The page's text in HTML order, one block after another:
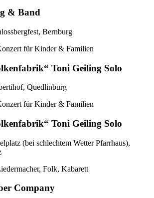
& Band
Bernburg
für Kinder & Familien
Toni Geiling Solo
Quedlinburg
für Kinder & Familien
Toni Geiling Solo
(bei schlechtem Wetter Pfarrhaus),
Folk, Kabarett
Company